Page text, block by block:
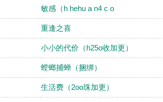
敏感（h hehu a n4 c o
重逢之喜
小小的代价（h25o收加更）
螳螂捕蝉（捆绑）
生活费（2oo珠加更）